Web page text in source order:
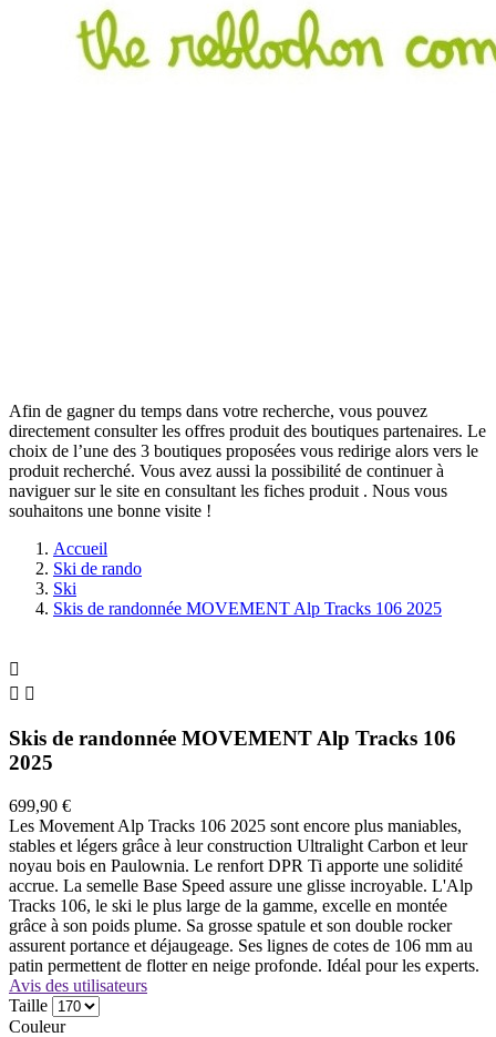
Afin de gagner du temps dans votre recherche, vous pouvez
directement consulter les offres produit des boutiques partenaires. Le
choix de l’une des 3 boutiques proposées vous redirige alors vers le
produit recherché. Vous avez aussi la possibilité de continuer à
naviguer sur le site en consultant les fiches produit . Nous vous
souhaitons une bonne visite !
Accueil
Ski de rando
Ski
Skis de randonnée MOVEMENT Alp Tracks 106 2025

 
Skis de randonnée MOVEMENT Alp Tracks 106
2025
699,90 €
Les Movement Alp Tracks 106 2025 sont encore plus maniables,
stables et légers grâce à leur construction Ultralight Carbon et leur
noyau bois en Paulownia. Le renfort DPR Ti apporte une solidité
accrue. La semelle Base Speed assure une glisse incroyable. L'Alp
Tracks 106, le ski le plus large de la gamme, excelle en montée
grâce à son poids plume. Sa grosse spatule et son double rocker
assurent portance et déjaugeage. Ses lignes de cotes de 106 mm au
patin permettent de flotter en neige profonde. Idéal pour les experts.
Avis des utilisateurs
Taille
Couleur